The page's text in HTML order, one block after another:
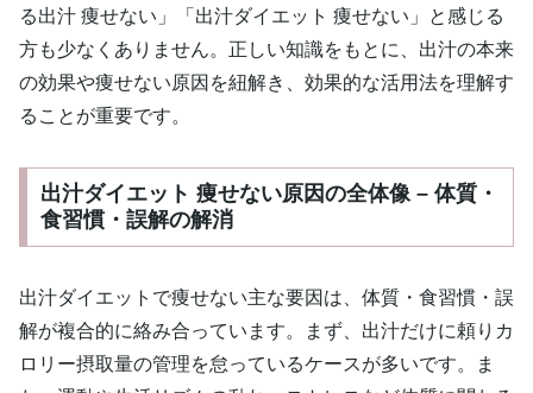
る出汁 痩せない」「出汁ダイエット 痩せない」と感じる
方も少なくありません。正しい知識をもとに、出汁の本来
の効果や痩せない原因を紐解き、効果的な活用法を理解す
ることが重要です。
出汁ダイエット 痩せない原因の全体像 – 体質・
食習慣・誤解の解消
出汁ダイエットで痩せない主な要因は、体質・食習慣・誤
解が複合的に絡み合っています。まず、出汁だけに頼りカ
ロリー摂取量の管理を怠っているケースが多いです。ま